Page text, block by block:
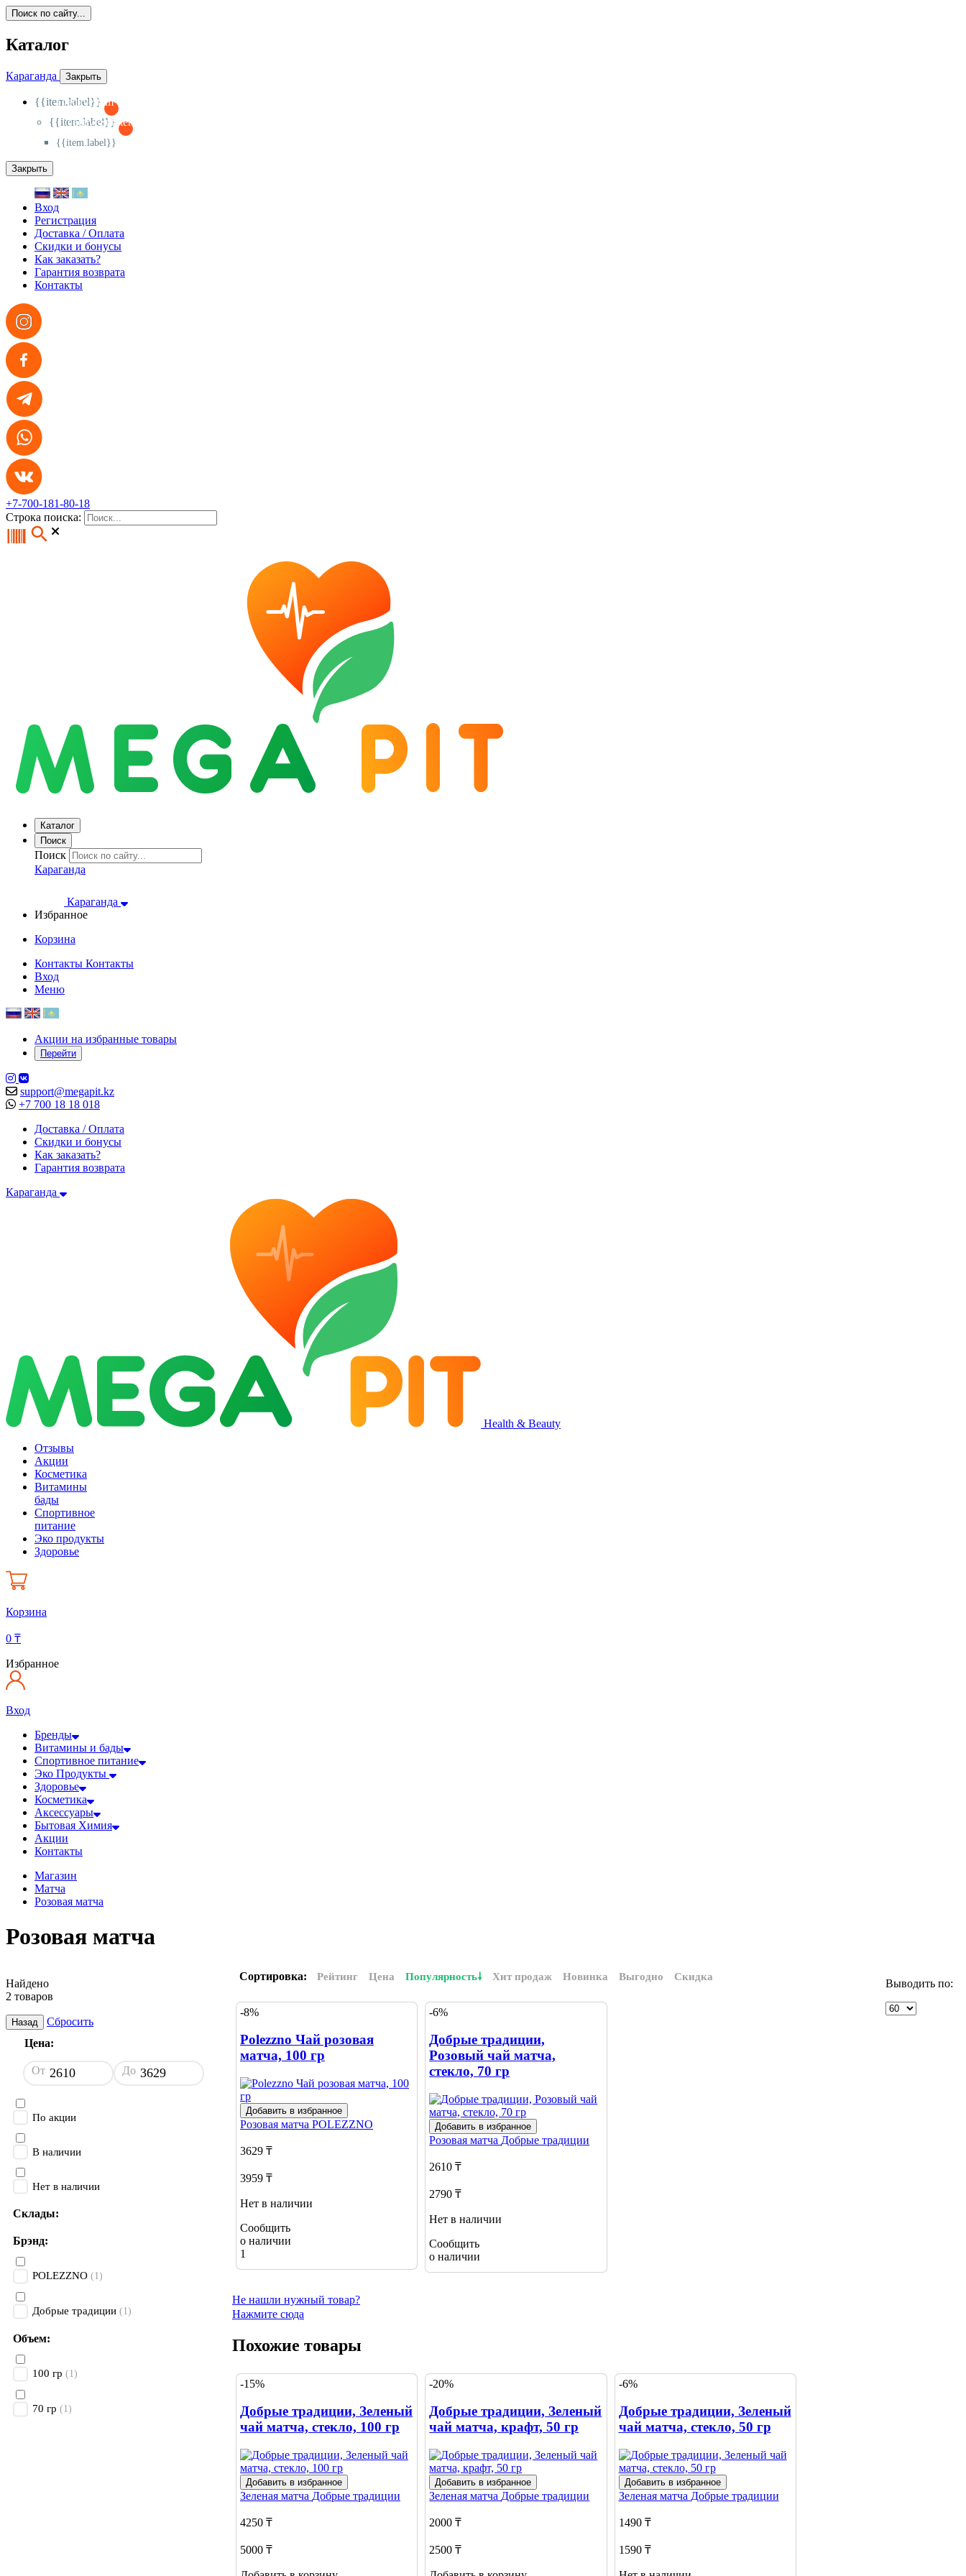
Поиск по сайту...
Каталог
Караганда Закрыть
{{item.label}}
{{activeItem==item.id?'-
{{item.label}}
{{activeSubitem==item.id?'-
{{item.label}}
Закрыть
Вход
Регистрация
Доставка / Оплата
Скидки и бонусы
Как заказать?
Гарантия возврата
Контакты
+7-700-181-80-18
Строка поиска:
Каталог
Поиск
Поиск
Караганда
Караганда
Избранное
Корзина
Контакты Контакты
Вход
Меню
Акции на избранные товары
Перейти
support@megapit.kz
+7 700 18 18 018
Доставка / Оплата
Скидки и бонусы
Как заказать?
Гарантия возврата
Караганда
Health & Beauty
Отзывы
Акции
Косметика
Витамины
бады
Спортивное
питание
Эко продукты
Здоровье
Корзина
0 ₸
Избранное
Вход
Бренды
Витамины и бады
Спортивное питание
Эко Продукты
Здоровье
Косметика
Аксессуары
Бытовая Химия
Акции
Контакты
Магазин
Матча
Розовая матча
Розовая матча
Сортировка: Рейтинг Цена Популярность Хит продаж Новинка Выгодно Скидка
Выводить по:
Найдено
2 товаров
Назад
Сбросить
Цена:
От До
По акции
В наличии
Нет в наличии
Склады:
Брэнд:
POLEZZNO (1)
Добрые традиции (1)
Объем:
100 гр (1)
70 гр (1)
-8%
Polezzno Чай розовая
матча, 100 гр
Добавить в избранное
Розовая матча POLEZZNO
3629 ₸
3959 ₸
Нет в наличии
Сообщить
о наличии
1
-6%
Добрые традиции,
Розовый чай матча,
стекло, 70 гр
Добавить в избранное
Розовая матча Добрые традиции
2610 ₸
2790 ₸
Нет в наличии
Сообщить
о наличии
Не нашли нужный товар?
Нажмите сюда
Похожие товары
-15%
Добрые традиции, Зеленый
чай матча, стекло, 100 гр
Добавить в избранное
Зеленая матча Добрые традиции
4250 ₸
5000 ₸
-20%
Добрые традиции, Зеленый
чай матча, крафт, 50 гр
Добавить в избранное
Зеленая матча Добрые традиции
2000 ₸
2500 ₸
-6%
Добрые традиции, Зеленый
чай матча, стекло, 50 гр
Добавить в избранное
Зеленая матча Добрые традиции
1490 ₸
1590 ₸